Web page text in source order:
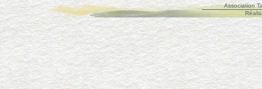
Association